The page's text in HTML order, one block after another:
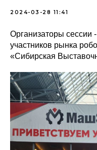
2024-03-28 11:41
Организаторы сессии
участников рынка
«Сибирская